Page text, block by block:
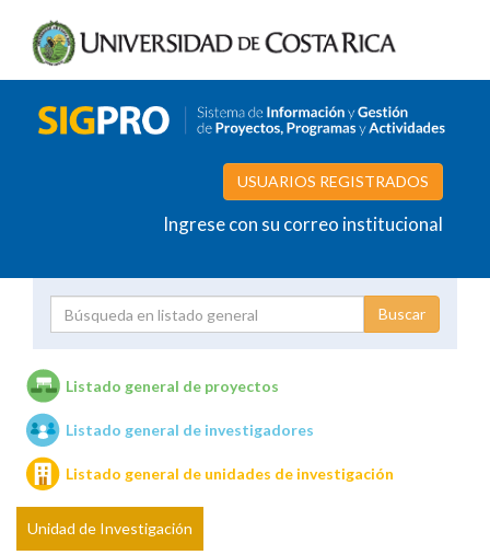
USUARIOS REGISTRADOS
Ingrese con su correo institucional
Unidades de investigación
Listado general de proyectos
Listado general de investigadores
Listado general de unidades de investigación
Unidad de Investigación